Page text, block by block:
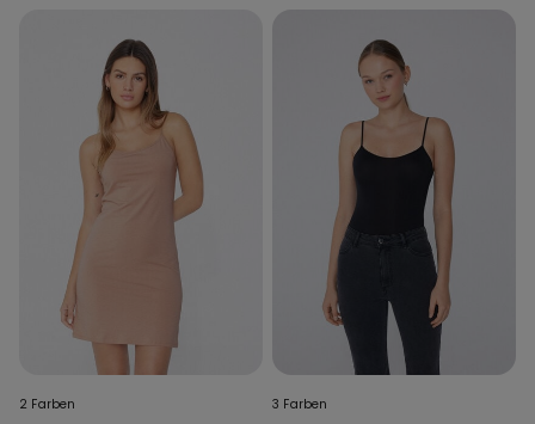
2 Farben 3 Farben